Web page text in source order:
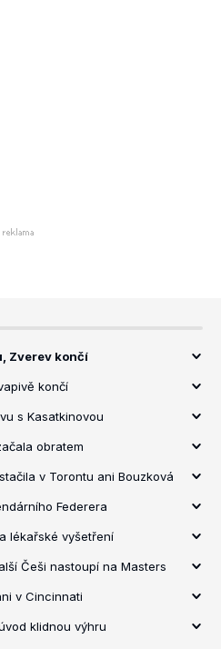
Zverev končí
končí
s Kasatkinovou
obratem
v Torontu ani Bouzková
Federera
lékařské vyšetření
Češi nastoupí na Masters
v Cincinnati
klidnou výhru